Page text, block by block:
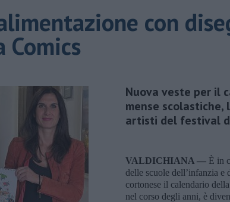
con
Comics
Nuova veste per il
mense
artisti del festival
VALDICHIANA — È in
delle scuole dell’infanzia
cortonese il calendario
nel corso degli anni, è